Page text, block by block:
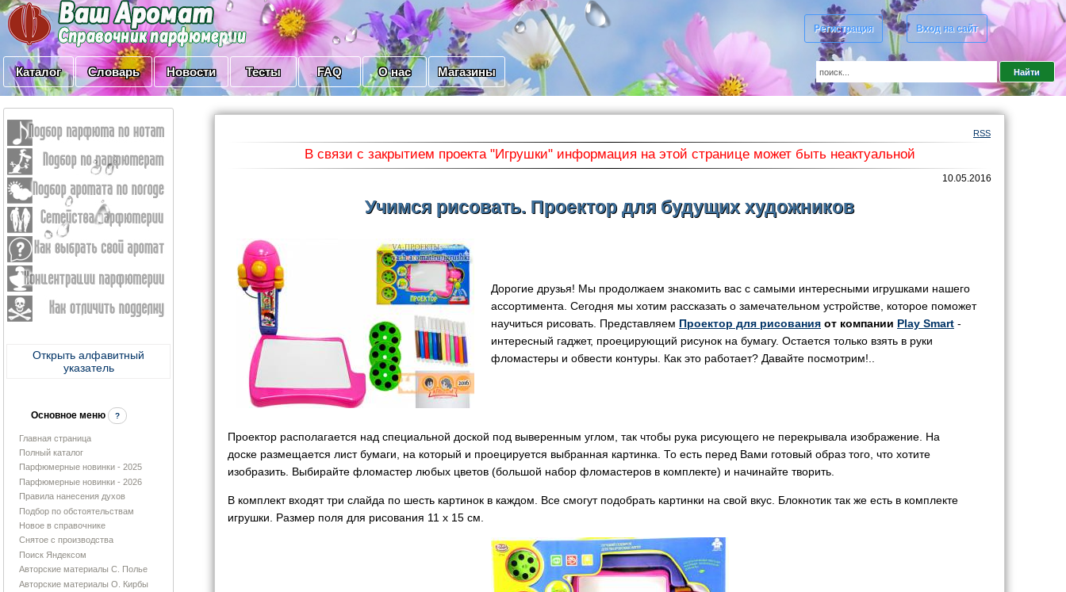
Регистрация Вход на сайт
Каталог Словарь Новости Тесты FAQ О нас Магазины
Открыть алфавитный
указатель
Основное меню ?
Главная страница
Полный каталог
Парфюмерные новинки - 2025
Парфюмерные новинки - 2026
Правила нанесения духов
Подбор по обстоятельствам
Новое в справочнике
Снятое с производства
Поиск Яндексом
Авторские материалы С. Полье
Авторские материалы О. Кирбы
RSS
В связи с закрытием проекта "Игрушки" информация на этой странице может быть неактуальной
10.05.2016
Учимся рисовать. Проектор для будущих художников
Дорогие друзья! Мы продолжаем знакомить вас с самыми интересными игрушками нашего
ассортимента. Сегодня мы хотим рассказать о замечательном устройстве, которое поможет
научиться рисовать. Представляем Проектор для рисования от компании Play Smart -
интересный гаджет, проецирующий рисунок на бумагу. Остается только взять в руки
фломастеры и обвести контуры. Как это работает? Давайте посмотрим!..
Проектор располагается над специальной доской под выверенным углом, так чтобы рука рисующего не перекрывала изображение. На
доске размещается лист бумаги, на который и проецируется выбранная картинка. То есть перед Вами готовый образ того, что хотите
изобразить. Выбирайте фломастер любых цветов (большой набор фломастеров в комплекте) и начинайте творить.
В комплект входят три слайда по шесть картинок в каждом. Все смогут подобрать картинки на свой вкус. Блокнотик так же есть в комплекте
игрушки. Размер поля для рисования 11 х 15 см.